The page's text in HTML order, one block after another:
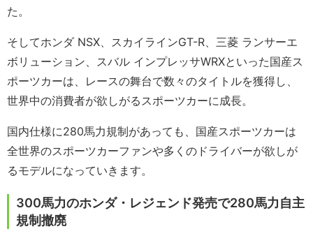
た。
そしてホンダ NSX、スカイラインGT-R、三菱 ランサーエ
ボリューション、スバル インプレッサWRXといった国産ス
ポーツカーは、レースの舞台で数々のタイトルを獲得し、
世界中の消費者が欲しがるスポーツカーに成長。
国内仕様に280馬力規制があっても、国産スポーツカーは
全世界のスポーツカーファンや多くのドライバーが欲しが
るモデルになっていきます。
300馬力のホンダ・レジェンド発売で280馬力自主
規制撤廃